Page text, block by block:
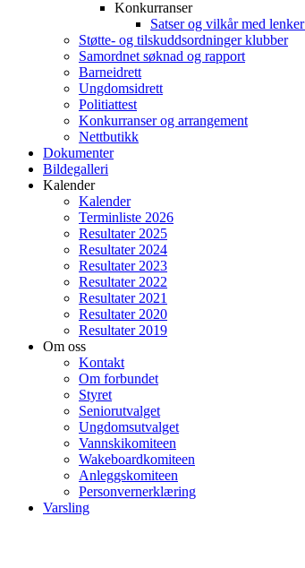
Konkurranser
Satser og vilkår med
Støtte- og tilskuddsordninger klubber
Samordnet søknad og rapport
Barneidrett
Ungdomsidrett
Politiattest
Konkurranser og arrangement
Nettbutikk
Dokumenter
Bildegalleri
Kalender
Kalender
Terminliste 2026
Resultater 2025
Resultater 2024
Resultater 2023
Resultater 2022
Resultater 2021
Resultater 2020
Resultater 2019
Om oss
Kontakt
Om forbundet
Styret
Seniorutvalget
Ungdomsutvalget
Vannskikomiteen
Wakeboardkomiteen
Anleggskomiteen
Personvernerklæring
Varsling